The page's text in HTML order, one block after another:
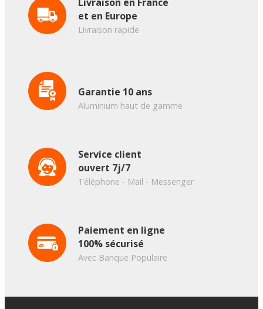
et en Europe
Livraison rapide
Garantie 10 ans
Aluminium haut de gamme
Service client
ouvert 7j/7
Téléphone - Mail - Messenger
Paiement en ligne
100% sécurisé
Avec Banque Populaire